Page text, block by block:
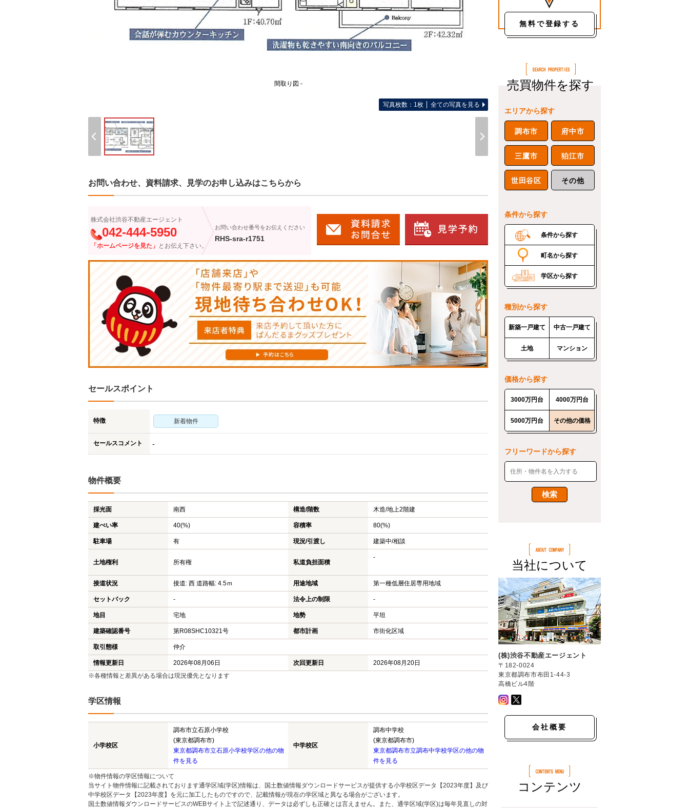
間取り図 -
写真枚数：1枚 全ての写真を見る
お問い合わせ、資料請求、見学のお申し込みはこちらから
株式会社渋谷不動産エージェント
042-444-5950
「ホームページを見た」 とお伝え下さい。
お問い合わせ番号をお伝えください
RHS-sra-r1751
セールスポイント
特徴 新着物件
セールスコメント -
物件概要
採光面 南西 構造/階数 木造/地上2階建
建ぺい率 40(%) 容積率 80(%)
駐車場 有 現況/引渡し 建築中/相談
土地権利 所有権 私道負担面積
-
接道状況 接道: 西 道路幅: 4.5ｍ 用途地域 第一種低層住居専用地域
セットバック - 法令上の制限 -
地目 宅地 地勢 平坦
建築確認番号 第R08SHC10321号 都市計画 市街化区域
取引態様 仲介
情報更新日 2026年08月06日 次回更新日
2026年08月20日
※各種情報と差異がある場合は現況優先となります
学区情報
小学校区
調布市立石原小学校
(東京都調布市)
東京都調布市立石原小学校学区の他の物
件を見る
中学校区
調布中学校
(東京都調布市)
東京都調布市立調布中学校学区の他の物
件を見る
※物件情報の学区情報について
当サイト物件情報に記載されております通学区域(学区)情報は、国土数値情報ダウンロードサービスが提供する小学校区データ【2023年度】及び
中学校区データ【2023年度】を元に加工したものですので、記載情報が現在の学区域と異なる場合がございます。
国土数値情報ダウンロードサービスのWEBサイト上で記述通り、データは必ずしも正確とは言えません。また、通学区域(学区)は毎年見直しの対
無料で登録する
売買物件を探す
エリアから探す
調布市 府中市
三鷹市 狛江市
世田谷区 その他
条件から探す
条件から探す
町名から探す
学区から探す
種別から探す
新築一戸建て 中古一戸建て
土地 マンション
価格から探す
3000万円台 4000万円台
5000万円台 その他の価格
フリーワードから探す
当社について
(株)渋谷不動産エージェント
〒182-0024
東京都調布市布田1-44-3
高橋ビル4階
会社概要
コンテンツ